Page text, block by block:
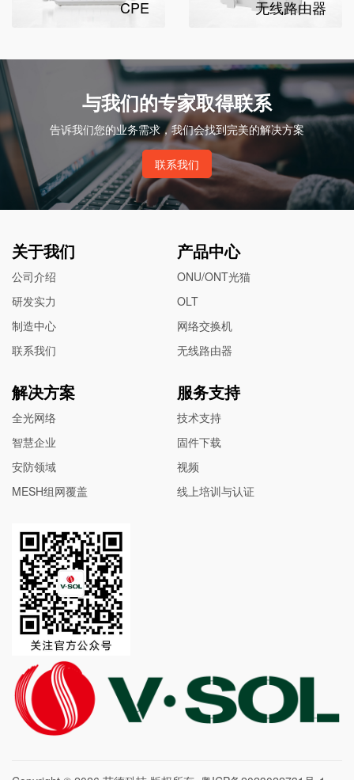
CPE 无线路由器
与我们的专家取得联系
告诉我们您的业务需求，我们会找到完美的解决方案
联系我们
关于我们
公司介绍
研发实力
制造中心
联系我们
产品中心
ONU/ONT光猫
OLT
网络交换机
无线路由器
解决方案
全光网络
智慧企业
安防领域
MESH组网覆盖
服务支持
技术支持
固件下载
视频
线上培训与认证